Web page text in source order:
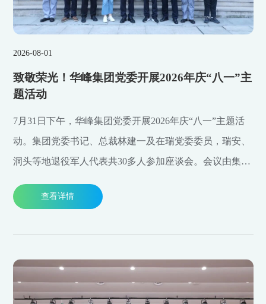
2026-08-01
致敬荣光！华峰集团党委开展2026年庆“八一”主
题活动
7月31日下午，华峰集团党委开展2026年庆“八一”主题活
动。集团党委书记、总裁林建一及在瑞党委委员，瑞安、
洞头等地退役军人代表共30多人参加座谈会。会议由集团
查看详情